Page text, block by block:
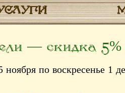
— скидка 5%
по воскресенье 1